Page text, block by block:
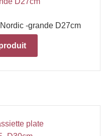
-grande D27cm